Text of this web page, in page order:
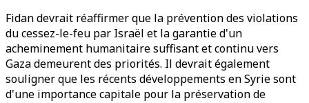
Fidan devrait réaffirmer que la prévention des violations
du cessez-le-feu par Israël et la garantie d'un
acheminement humanitaire suffisant et continu vers
Gaza demeurent des priorités. Il devrait également
souligner que les récents développements en Syrie sont
d'une importance capitale pour la préservation de